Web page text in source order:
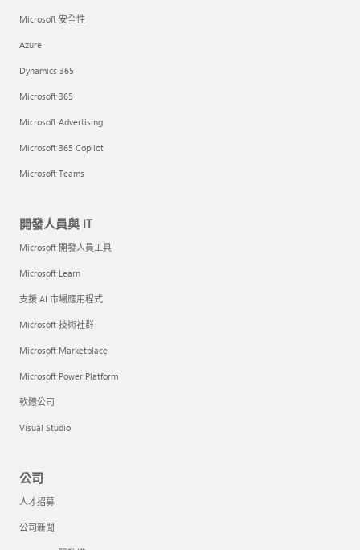
Microsoft 安全性
Azure
Dynamics 365
Microsoft 365
Microsoft Advertising
Microsoft 365 Copilot
Microsoft Teams
開發人員與 IT
Microsoft 開發人員工具
Microsoft Learn
支援 AI 市場應用程式
Microsoft 技術社群
Microsoft Marketplace
Microsoft Power Platform
軟體公司
Visual Studio
公司
人才招募
公司新聞